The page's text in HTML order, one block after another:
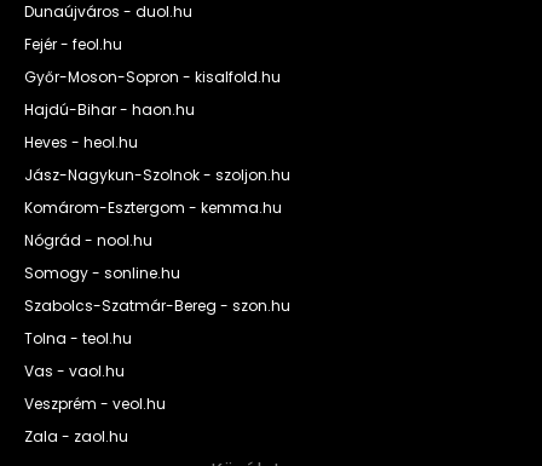
Dunaújváros - duol.hu
Fejér - feol.hu
Győr-Moson-Sopron - kisalfold.hu
Hajdú-Bihar - haon.hu
Heves - heol.hu
Jász-Nagykun-Szolnok - szoljon.hu
Komárom-Esztergom - kemma.hu
Nógrád - nool.hu
Somogy - sonline.hu
Szabolcs-Szatmár-Bereg - szon.hu
Tolna - teol.hu
Vas - vaol.hu
Veszprém - veol.hu
Zala - zaol.hu